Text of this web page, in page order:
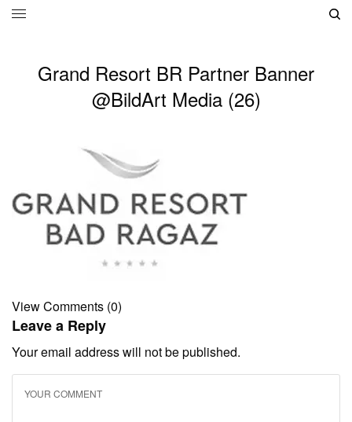
Grand Resort BR Partner Banner
@BildArt Media (26)
View Comments (0)
Leave a Reply
Your email address will not be published.